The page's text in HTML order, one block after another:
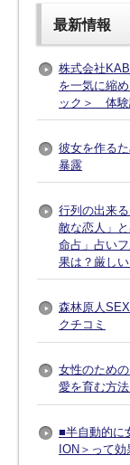
最新情報
株式会社
を一気に縮
ック＞ 体験
彼女を作る
暴露
行列の出来
敵な恋人」
命占」占い
果は？厳し
森林原人
クチコミ
女性のため
愛を育む方
■半自動的に
ION＞って